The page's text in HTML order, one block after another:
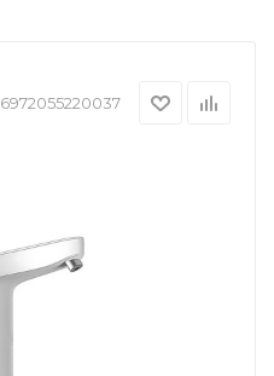
6972055220037